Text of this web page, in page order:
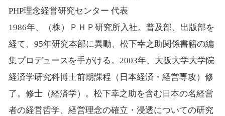
PHP理念経営研究センター 代表
1986年、（株）ＰＨＰ研究所入社。普及部、出版部を
経て、95年研究本部に異動、松下幸之助関係書籍の編
集プロデュースを手がける。2003年、大阪大学大学院
経済学研究科博士前期課程（日本経済・経営専攻）修
了。修士（経済学）。松下幸之助を含む日本の名経営
者の経営哲学、経営理念の確立・浸透についての研究